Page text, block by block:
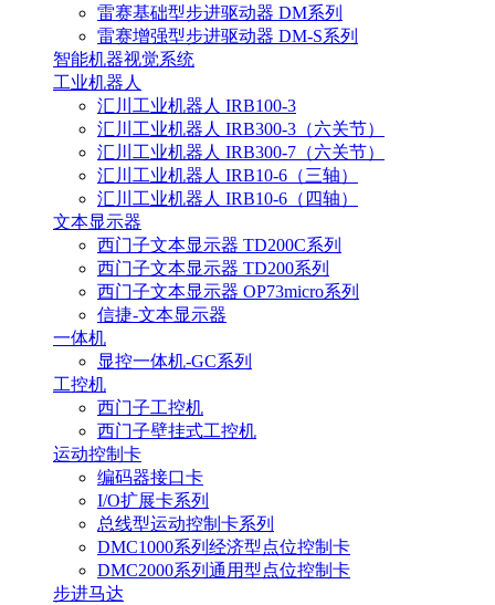
雷赛基础型步进驱动器 DM系列
雷赛增强型步进驱动器 DM-S系列
智能机器视觉系统
工业机器人
汇川工业机器人 IRB100-3
汇川工业机器人 IRB300-3（六关节）
汇川工业机器人 IRB300-7（六关节）
汇川工业机器人 IRB10-6（三轴）
汇川工业机器人 IRB10-6（四轴）
文本显示器
西门子文本显示器 TD200C系列
西门子文本显示器 TD200系列
西门子文本显示器 OP73micro系列
信捷-文本显示器
一体机
显控一体机-GC系列
工控机
西门子工控机
西门子壁挂式工控机
运动控制卡
编码器接口卡
I/O扩展卡系列
总线型运动控制卡系列
DMC1000系列经济型点位控制卡
DMC2000系列通用型点位控制卡
步进马达